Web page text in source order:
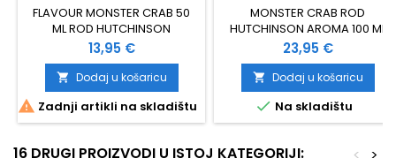
FLAVOUR MONSTER CRAB 50
ML ROD HUTCHINSON
Cijena
13,95 €
 Dodaj u košaricu
 Zadnji artikli na skladištu
MONSTER CRAB ROD
HUTCHINSON AROMA 100 ML
Cijena
23,95 €
 Dodaj u košaricu
 Na skladištu
16 DRUGI PROIZVODI U ISTOJ KATEGORIJI: >
<